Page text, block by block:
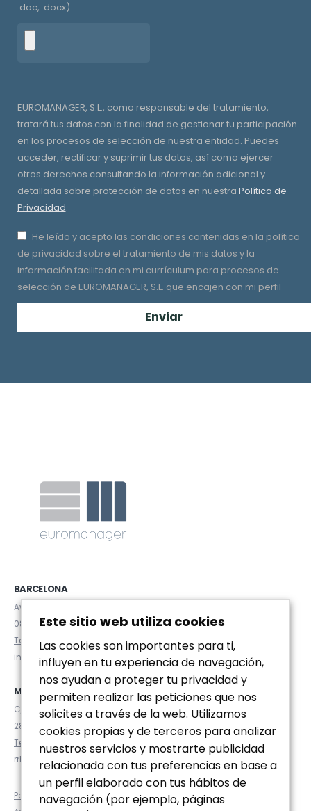
.doc, .docx):
EUROMANAGER, S.L., como responsable del tratamiento,
tratará tus datos con la finalidad de gestionar tu participación
en los procesos de selección de nuestra entidad. Puedes
acceder, rectificar y suprimir tus datos, así como ejercer
otros derechos consultando la información adicional y
detallada sobre protección de datos en nuestra Política de
Privacidad.
He leído y acepto las condiciones contenidas en la política
de privacidad sobre el tratamiento de mis datos y la
información facilitada en mi currículum para procesos de
selección de EUROMANAGER, S.L. que encajen con mi perfil
BARCELONA
Avda. Diagonal 467, Pral. 2ª
08036 (Barcelona)
Tel. (+34) 93 467 84 67
info@euromanager.es
MADRID
C/ Velázquez 92, 4ºD
28006 (Madrid)
Tel. (+34) 91 781 92 20
rrhh@euromanager.es
Política de privacidad
Este sitio web utiliza cookies
Las cookies son importantes para ti,
influyen en tu experiencia de navegación,
nos ayudan a proteger tu privacidad y
permiten realizar las peticiones que nos
solicites a través de la web. Utilizamos
cookies propias y de terceros para analizar
nuestros servicios y mostrarte publicidad
relacionada con tus preferencias en base a
un perfil elaborado con tus hábitos de
navegación (por ejemplo, páginas